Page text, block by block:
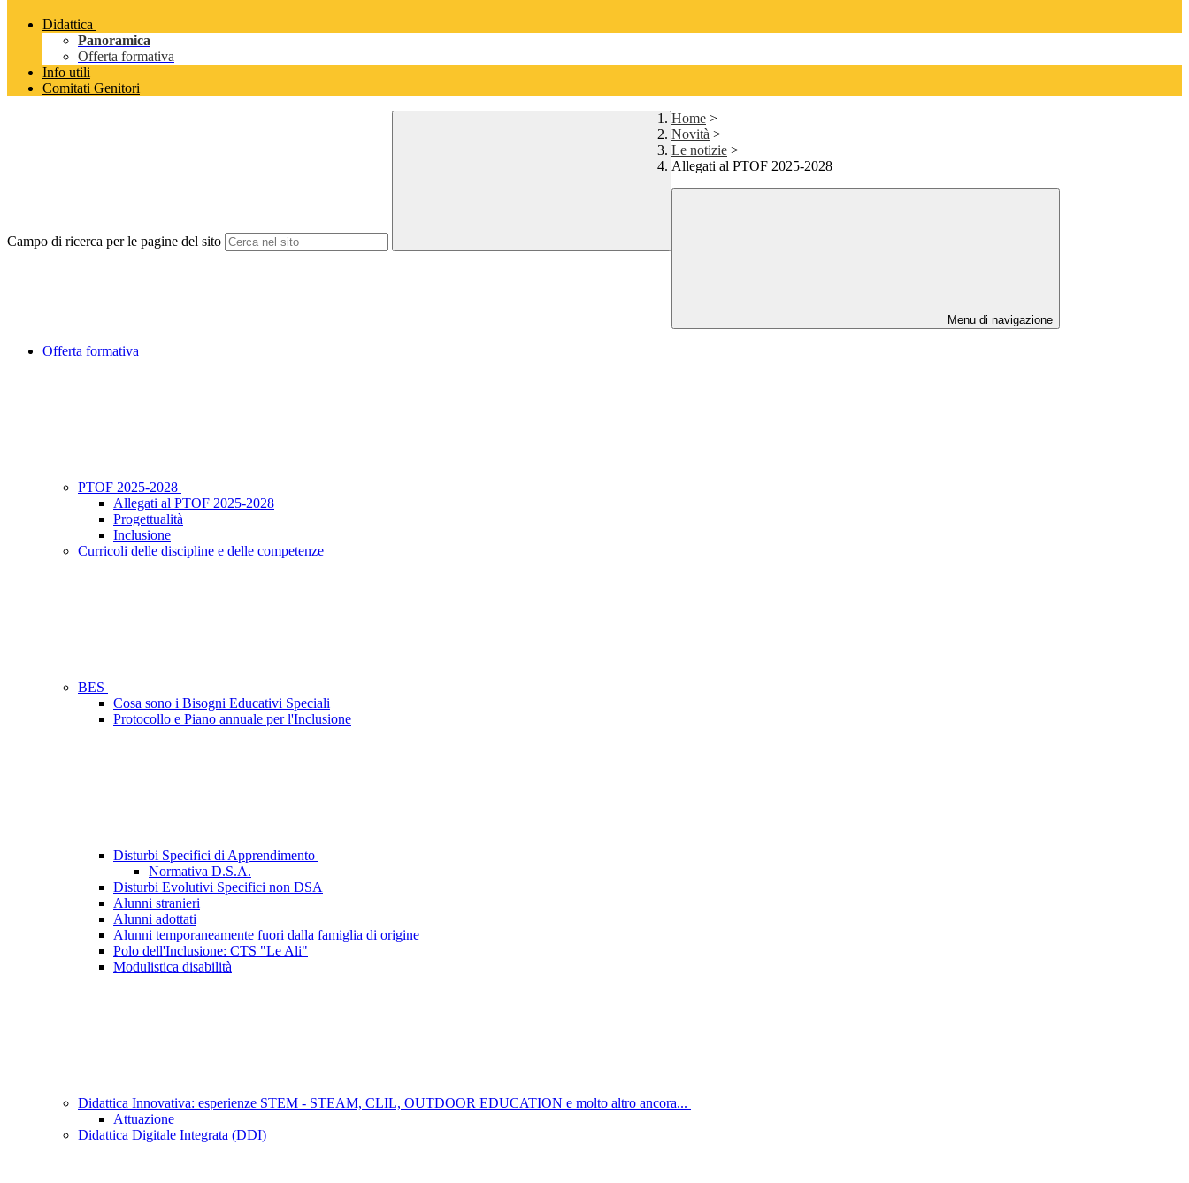
Didattica
Panoramica
Offerta formativa
Info utili
Comitati Genitori
Campo di ricerca per le pagine del sito
Home >
Novità >
Le notizie >
Allegati al PTOF 2025-2028
Menu di navigazione
Offerta formativa
PTOF 2025-2028
Allegati al PTOF 2025-2028
Progettualità
Inclusione
Curricoli delle discipline e delle competenze
BES
Cosa sono i Bisogni Educativi Speciali
Protocollo e Piano annuale per l'Inclusione
Disturbi Specifici di Apprendimento
Normativa D.S.A.
Disturbi Evolutivi Specifici non DSA
Alunni stranieri
Alunni adottati
Alunni temporaneamente fuori dalla famiglia di origine
Polo dell'Inclusione: CTS "Le Ali"
Modulistica disabilità
Didattica Innovativa: esperienze STEM - STEAM, CLIL, OUTDOOR EDUCATION e molto altro ancora...
Attuazione
Didattica Digitale Integrata (DDI)